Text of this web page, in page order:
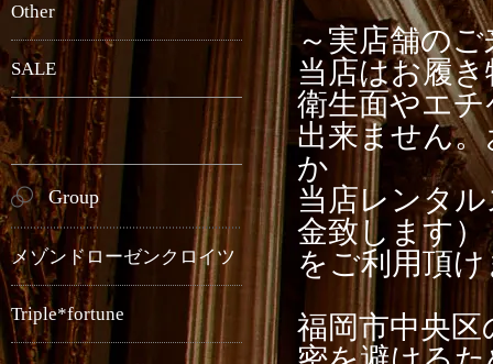
～実店舗の
当店はお履
衛生面やエ
出来ません
か
当店レンタ
金致します）
をご利用頂
福岡市中央
Other
SALE
Group
メゾンドローゼンクロイツ
Triple*fortune